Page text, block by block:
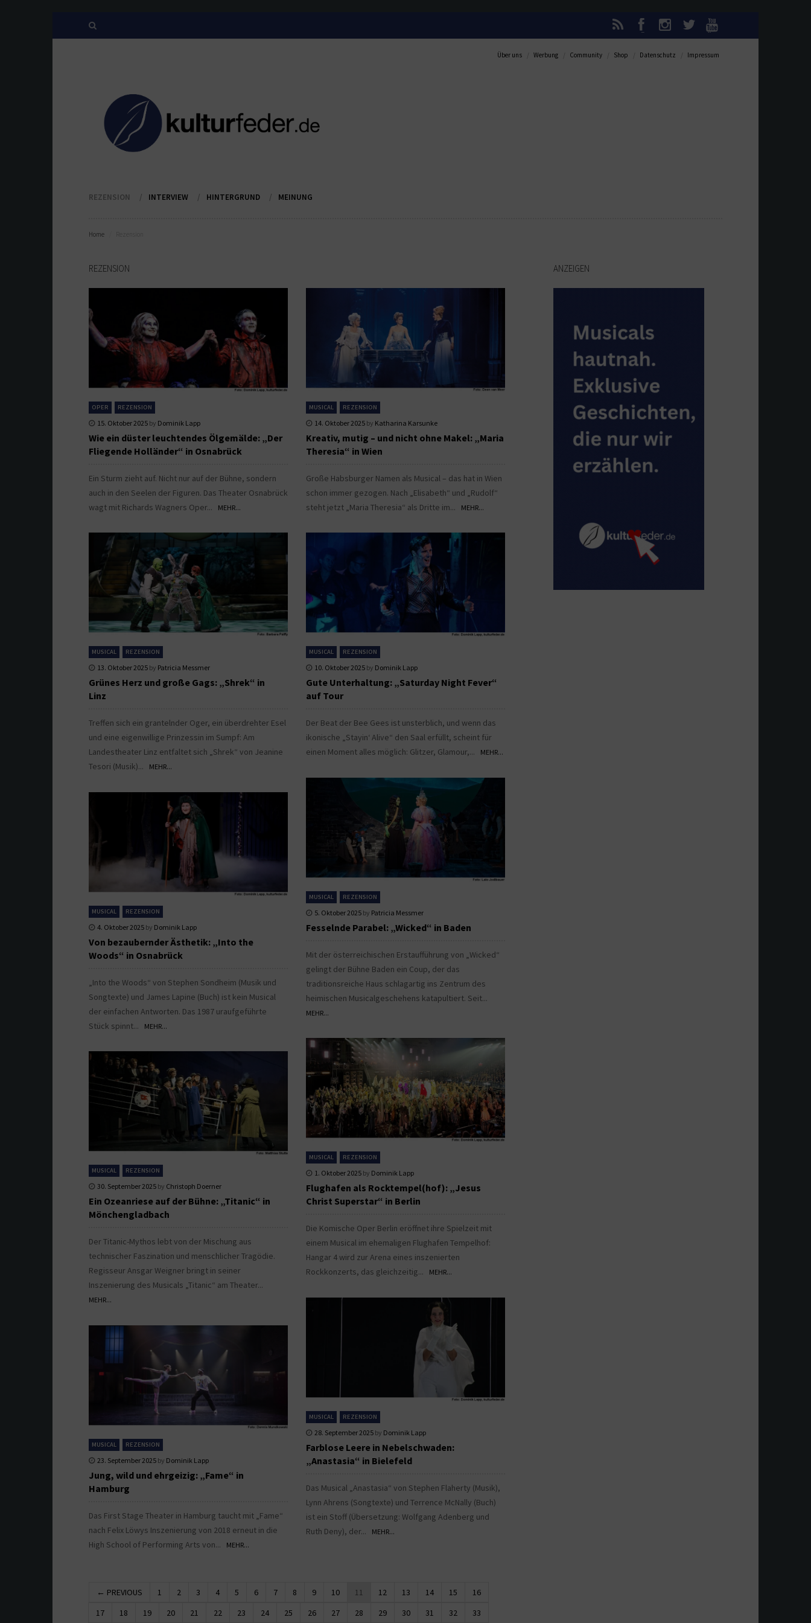
Über uns Werbung Community Shop Datenschutz Impressum
REZENSION INTERVIEW HINTERGRUND MEINUNG
Home
REZENSION
OPER REZENSION
15. Oktober 2025 by Dominik Lapp
Wie ein düster leuchtendes Ölgemälde: „Der
Fliegende Holländer“ in Osnabrück
Ein Sturm zieht auf. Nicht nur auf der Bühne, sondern
auch in den Seelen der Figuren. Das Theater Osnabrück
wagt mit Richards Wagners Oper...
MEHR...
MUSICAL REZENSION
14. Oktober 2025 by Katharina Karsunke
Kreativ, mutig – und nicht ohne Makel: „Maria
Theresia“ in Wien
Große Habsburger Namen als Musical – das hat in Wien
schon immer gezogen. Nach „Elisabeth“ und „Rudolf“
steht jetzt „Maria Theresia“ als Dritte im...
MEHR...
MUSICAL REZENSION
13. Oktober 2025 by Patricia Messmer
Grünes Herz und große Gags: „Shrek“ in
Linz
Treffen sich ein grantelnder Oger, ein überdrehter Esel
und eine eigenwillige Prinzessin im Sumpf: Am
Landestheater Linz entfaltet sich „Shrek“ von Jeanine
Tesori (Musik)...
MEHR...
MUSICAL REZENSION
10. Oktober 2025 by Dominik Lapp
Gute Unterhaltung: „Saturday Night Fever“
auf Tour
Der Beat der Bee Gees ist unsterblich, und wenn das
ikonische „Stayin‘ Alive“ den Saal erfüllt, scheint für
einen Moment alles möglich: Glitzer, Glamour,...
MEHR...
MUSICAL REZENSION
5. Oktober 2025 by Patricia Messmer
Fesselnde Parabel: „Wicked“ in Baden
Mit der österreichischen Erstaufführung von „Wicked“
gelingt der Bühne Baden ein Coup, der das
traditionsreiche Haus schlagartig ins Zentrum des
heimischen Musicalgeschehens katapultiert. Seit...
MEHR...
MUSICAL REZENSION
4. Oktober 2025 by Dominik Lapp
Von bezaubernder Ästhetik: „Into the
Woods“ in Osnabrück
„Into the Woods“ von Stephen Sondheim (Musik und
Songtexte) und James Lapine (Buch) ist kein Musical
der einfachen Antworten. Das 1987 uraufgeführte
Stück spinnt...
MEHR...
MUSICAL REZENSION
1. Oktober 2025 by Dominik Lapp
Flughafen als Rocktempel(hof): „Jesus
Christ Superstar“ in Berlin
Die Komische Oper Berlin eröffnet ihre Spielzeit mit
einem Musical im ehemaligen Flughafen Tempelhof:
Hangar 4 wird zur Arena eines inszenierten
Rockkonzerts, das gleichzeitig...
MEHR...
MUSICAL REZENSION
30. September 2025 by Christoph Doerner
Ein Ozeanriese auf der Bühne: „Titanic“ in
Mönchengladbach
Der Titanic-Mythos lebt von der Mischung aus
technischer Faszination und menschlicher Tragödie.
Regisseur Ansgar Weigner bringt in seiner
Inszenierung des Musicals „Titanic“ am Theater...
MEHR...
MUSICAL REZENSION
28. September 2025 by Dominik Lapp
Farblose Leere in Nebelschwaden:
„Anastasia“ in Bielefeld
Das Musical „Anastasia“ von Stephen Flaherty (Musik),
Lynn Ahrens (Songtexte) und Terrence McNally (Buch)
ist ein Stoff (Übersetzung: Wolfgang Adenberg und
Ruth Deny), der...
MEHR...
MUSICAL REZENSION
23. September 2025 by Dominik Lapp
Jung, wild und ehrgeizig: „Fame“ in
Hamburg
Das First Stage Theater in Hamburg taucht mit „Fame“
nach Felix Löwys Inszenierung von 2018 erneut in die
High School of Performing Arts von...
MEHR...
← PREVIOUS 1 2 3 4 5 6 7 8 9 10 11 12 13 14 15
16
17
18 19 20 21 22 23 24 25 26 27 28 29 30 31 32 33
ANZEIGEN